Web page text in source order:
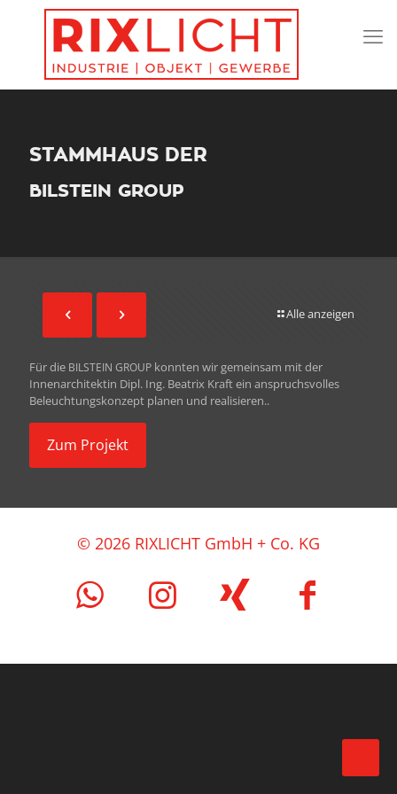
STAMMHAUS DER
BILSTEIN GROUP
Alle anzeigen
Für die BILSTEIN GROUP kon­nten wir gemein­sam mit der
Innenar­chitek­tin Dipl. Ing. Beat­rix Kraft ein anspruchsvolles
Beleuch­tungskonzept pla­nen und realisieren..
Zum Pro­jekt
© 2026 RIXLICHT GmbH + Co. KG